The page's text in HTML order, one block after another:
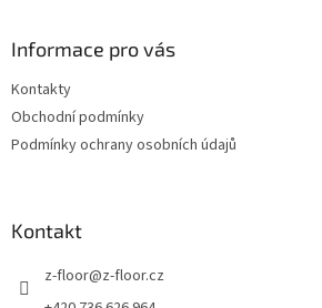
Informace pro vás
Kontakty
Obchodní podmínky
Podmínky ochrany osobních údajů
Kontakt
z-floor@z-floor.cz